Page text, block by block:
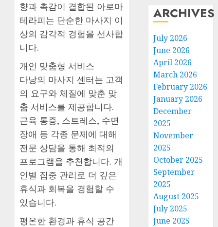
향과 촉감이 결합된 아로마
테라피는 단순한 마사지 이
상의 감각적 경험을 선사합
니다.
개인 맞춤형 서비스
다낭의 마사지 센터는 고객
의 요구와 체질에 맞춘 맞
춤 서비스를 제공합니다.
근육 통증, 스트레스, 수면
장애 등 각종 문제에 대해
전문 상담을 통해 최적의
프로그램을 추천합니다. 개
인별 집중 관리로 더 깊은
휴식과 회복을 경험할 수
있습니다.
평온한 환경과 휴식 공간
ARCHIVES
July 2026
June 2026
April 2026
March 2026
February 2026
January 2026
December
2025
November
2025
October 2025
September
2025
August 2025
July 2025
June 2025